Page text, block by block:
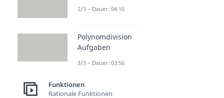
2/3 – Dauer: 04:10
Polynomdivision
Aufgaben
3/3 – Dauer: 03:56
Funktionen
Rationale Funktionen